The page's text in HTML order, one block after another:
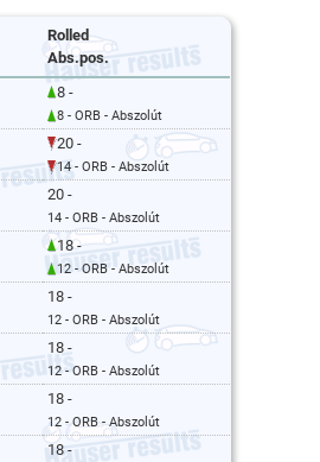
Rolled
Abs.pos.
8 -
8 - ORB - Abszolút
20 -
14 - ORB - Abszolút
20 -
14 - ORB - Abszolút
18 -
12 - ORB - Abszolút
18 -
12 - ORB - Abszolút
18 -
12 - ORB - Abszolút
18 -
12 - ORB - Abszolút
18 -